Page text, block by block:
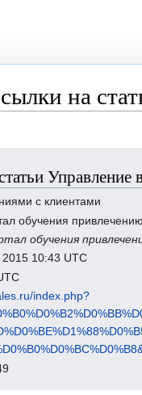
на
с клиентами
обучения
обучения
10:43 UTC
index.php?